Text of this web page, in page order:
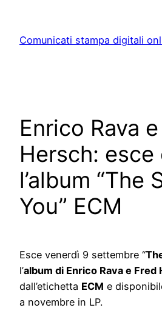
content
Comunicati stampa digitali
Enrico Rava
Hersch: esce
l’album “The
You” ECM
Esce venerdì 9 settembre “
l’album di Enrico Rava e Fred
dall’etichetta ECM e
a novembre in LP.